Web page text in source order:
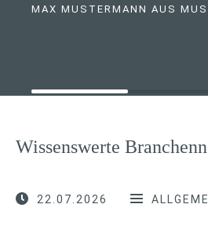
MAX MUSTERMANN AUS
Wissenswerte
22.07.2026